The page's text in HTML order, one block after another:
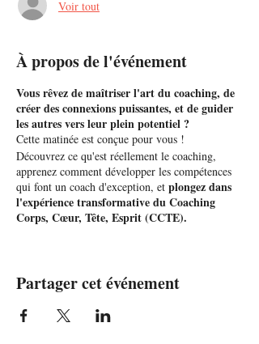
Voir tout
À propos de l'événement
Vous rêvez de maîtriser l'art du coaching, de
créer des connexions puissantes, et de guider
les autres vers leur plein potentiel ?
Cette matinée est conçue pour vous !
Découvrez ce qu'est réellement le coaching,
apprenez comment développer les compétences
qui font un coach d'exception, et plongez dans
l'expérience transformative du Coaching
Corps, Cœur, Tête, Esprit (CCTE).
potentiel illimité du coaching, à comprendre
comment il peut être un catalyseur de
changement, non seulement pour les autres mais
aussi pour vous-même.
Partager cet événement